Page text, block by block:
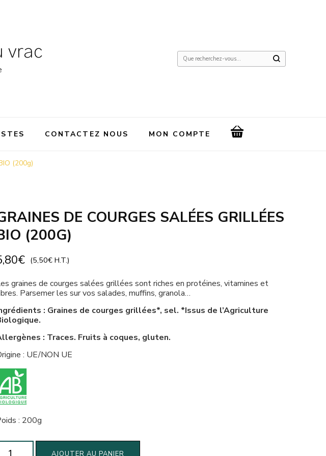
vrac
Vous
CONTACTEZ NOUS MON COMPTE
(200g)
DE COURGES SALÉES GRILLÉES
(200G)
€ (5,50€H.T.)
graines de courges salées grillées sont riches en protéines, vitamines et
Parsemer les sur vos salades, muffins, granola…
: Graines de courges grillées*, sel. *Issus de l’Agriculture
: Traces. Fruits à coques, gluten.
: UE/NON UE
: 200g
quantité
AJOUTER AU PANIER